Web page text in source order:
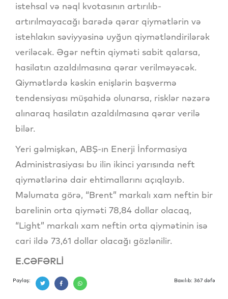
istehsal və nəql kvotasının artırılıb-
artırılmayacağı barədə qərar qiymətlərin və
istehlakın səviyyəsinə uyğun qiymətləndirilərək
veriləcək. Əgər neftin qiyməti sabit qalarsa,
hasilatın azaldılmasına qərar verilməyəcək.
Qiymətlərdə kəskin enişlərin başvermə
tendensiyası müşahidə olunarsa, risklər nəzərə
alınaraq hasilatın azaldılmasına qərar verilə
bilər.
Yeri gəlmişkən, ABŞ-ın Enerji İnformasiya
Administrasiyası bu ilin ikinci yarısında neft
qiymətlərinə dair ehtimallarını açıqlayıb.
Məlumata görə, “Brent” markalı xam neftin bir
barelinin orta qiyməti 78,84 dollar olacaq,
“Light” markalı xam neftin orta qiymətinin isə
cari ildə 73,61 dollar olacağı gözlənilir.
E.CƏFƏRLİ
Paylaş: Baxılıb: 367 dəfə